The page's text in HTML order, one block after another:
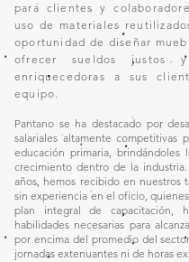
para clientes y
uso de materiales
oportunidad de diseñar
ofrecer sueldos justos y
enriquecedoras a sus
equipo.
Pantano se ha destacado por
salariales altamente competitivas
educación primaria, brindándoles
crecimiento dentro de la
años, hemos recibido en nuestros
sin experiencia en el oficio,
plan integral de capacitación,
habilidades necesarias para
por encima del promedio del
jornadas extenuantes ni de horas